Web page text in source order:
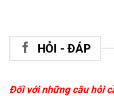
HỎI - ĐÁP
Đối với những câu hỏi